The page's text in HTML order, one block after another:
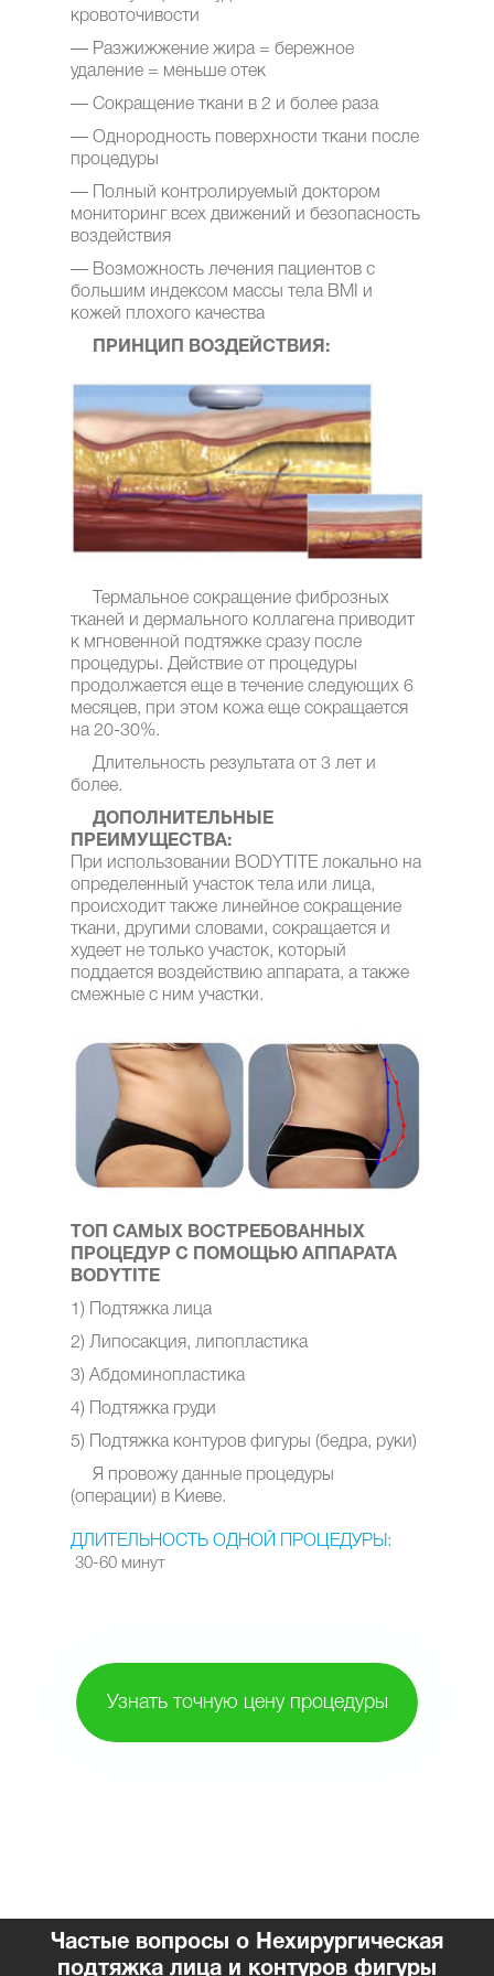
кровоточивости
— Разжижжение жира = бережное
удаление = меньше отек
— Сокращение ткани в 2 и более раза
— Однородность поверхности ткани после
процедуры
— Полный контролируемый доктором
мониторинг всех движений и безопасность
воздействия
— Возможность лечения пациентов с
большим индексом массы тела BMI и
кожей плохого качества
ПРИНЦИП ВОЗДЕЙСТВИЯ:
Термальное сокращение фиброзных
тканей и дермального коллагена приводит
к мгновенной подтяжке сразу после
процедуры. Действие от процедуры
продолжается еще в течение следующих 6
месяцев, при этом кожа еще сокращается
на 20-30%.
Длительность результата от 3 лет и
более.
ДОПОЛНИТЕЛЬНЫЕ
ПРЕИМУЩЕСТВА:
При использовании BODYTITE локально на
определенный участок тела или лица,
происходит также линейное сокращение
ткани, другими словами, сокращается и
худеет не только участок, который
поддается воздействию аппарата, а также
смежные с ним участки.
ТОП САМЫХ ВОСТРЕБОВАННЫХ
ПРОЦЕДУР С ПОМОЩЬЮ АППАРАТА
BODYTITE
1) Подтяжка лица
2) Липосакция, липопластика
3) Абдоминопластика
4) Подтяжка груди
5) Подтяжка контуров фигуры (бедра, руки)
Я провожу данные процедуры
(операции) в Киеве.
ДЛИТЕЛЬНОСТЬ ОДНОЙ ПРОЦЕДУРЫ:
30-60 минут
Узнать точную цену процедуры
Частые вопросы о Нехирургическая
подтяжка лица и контуров фигуры